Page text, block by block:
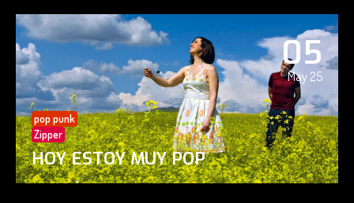
05
May 25
pop punk
Zipper
HOY ESTOY MUY POP